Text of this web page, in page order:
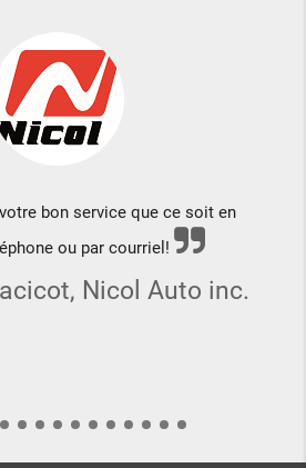
bon service que ce soit en
ou par courriel!
Nicol Auto inc.